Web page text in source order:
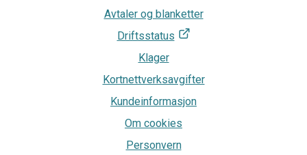
Avtaler og blanketter
Driftsstatus
Klager
Kortnettverksavgifter
Kundeinformasjon
Om cookies
Personvern